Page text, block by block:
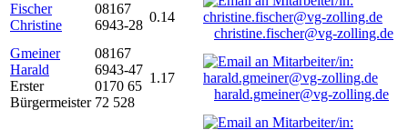
Fischer
Christine
08167
6943-28
0.14
christine.fischer@vg-zolling.de
Gmeiner
Harald
Erster
Bürgermeister
08167
6943-47
0170 65
72 528
1.17
harald.gmeiner@vg-zolling.de